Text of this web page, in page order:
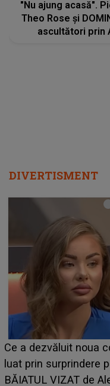
"Nu ajung acasă".
Theo Rose și
ascultători prin
DIVERTISMENT
Ce a dezvăluit noua
luat prin surprindere
BĂIATUL VIZAT de